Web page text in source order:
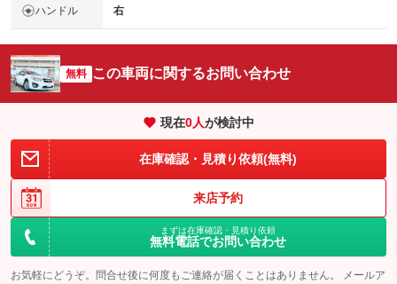
ハンドル 右
無料 この車両に関するお問い合わせ
現在0人が検討中
在庫確認・見積り依頼(無料)
来店予約
まずは在庫確認・見積り依頼
無料電話でお問い合わせ
お気軽にどうぞ。問合せ後に何度もご連絡が届くことはありません。 メールア